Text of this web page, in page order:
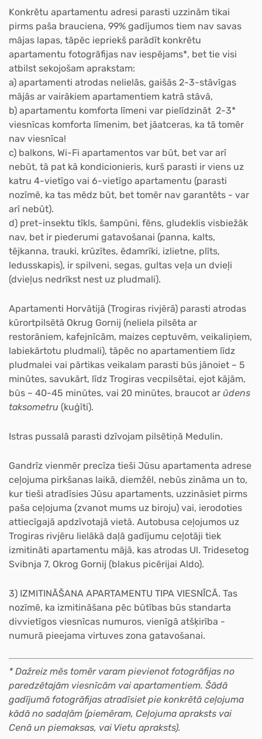
Konkrētu apartamentu adresi parasti uzzinām tikai
pirms paša brauciena, 99% gadījumos tiem nav savas
mājas lapas, tāpēc iepriekš parādīt konkrētu
apartamentu fotogrāfijas nav iespējams*, bet tie visi
atbilst sekojošam aprakstam:
a) apartamenti atrodas nelielās, gaišās 2-3-stāvīgas
mājās ar vairākiem apartamentiem katrā stāvā,
b) apartamentu komforta līmeni var pielīdzināt 2-3*
viesnīcas komforta līmenim, bet jāatceras, ka tā tomēr
nav viesnīca!
c) balkons, Wi-Fi apartamentos var būt, bet var arī
nebūt, tā pat kā kondicionieris, kurš parasti ir viens uz
katru 4-vietīgo vai 6-vietīgo apartamentu (parasti
nozīmē, ka tas mēdz būt, bet tomēr nav garantēts - var
arī nebūt).
d) pret-insektu tīkls, šampūni, fēns, gludeklis visbiežāk
nav, bet ir piederumi gatavošanai (panna, kalts,
tējkanna, trauki, krūzītes, ēdamrīki, izlietne, plīts,
ledusskapis), ir spilveni, segas, gultas veļa un dvieļi
(dvieļus nedrīkst nest uz pludmali).
Apartamenti Horvātijā (Trogiras rivjērā) parasti atrodas
kūrortpilsētā Okrug Gornij (neliela pilsēta ar
restorāniem, kafejnīcām, maizes ceptuvēm, veikaliņiem,
labiekārtotu pludmali), tāpēc no apartamentiem līdz
pludmalei vai pārtikas veikalam parasti būs jānoiet ~ 5
minūtes, savukārt, līdz Trogiras vecpilsētai, ejot kājām,
būs ~ 40-45 minūtes, vai 20 minūtes, braucot ar ūdens
taksometru (kuģīti).
Istras pussalā parasti dzīvojam pilsētiņā Medulin.
Gandrīz vienmēr precīza tieši Jūsu apartamenta adrese
ceļojuma pirkšanas laikā, diemžēl, nebūs zināma un to,
kur tieši atradīsies Jūsu apartaments, uzzināsiet pirms
paša ceļojuma (zvanot mums uz biroju) vai, ierodoties
attiecīgajā apdzīvotajā vietā. Autobusa ceļojumos uz
Trogiras rivjēru lielākā daļā gadījumu ceļotāji tiek
izmitināti apartamentu mājā, kas atrodas Ul. Tridesetog
Svibnja 7, Okrog Gornij (blakus picērijai Aldo).
3) IZMITINĀŠANA APARTAMENTU TIPA VIESNĪCĀ. Tas
nozīmē, ka izmitināšana pēc būtības būs standarta
divvietīgos viesnīcas numuros, vienīgā atšķirība -
numurā pieejama virtuves zona gatavošanai.
* Dažreiz mēs tomēr varam pievienot fotogrāfijas no
paredzētajām viesnīcām vai apartamentiem. Šādā
gadījumā fotogrāfijas atradīsiet pie konkrētā ceļojuma
kādā no sadaļām (piemēram, Ceļojuma apraksts vai
Cenā un piemaksas, vai Vietu apraksts).